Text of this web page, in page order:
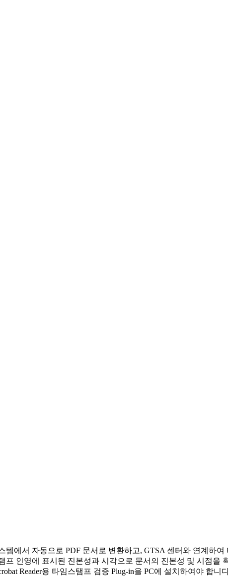
에서 자동으로 PDF 문서로 변환하고, GTSA 센터와 연계하
프 인영에 표시된 진본성과 시각으로 문서의 진본성 및 시점을
Reader용 타임스탬프 검증 Plug-in을 PC에 설치하여야 합니